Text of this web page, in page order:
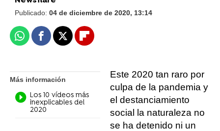
Publicado: 04 de diciembre de 2020, 13:14
WhatsappFacebook
X Flipboard
Más información
Los 10 vídeos más
inexplicables del
2020
Este 2020 tan raro por
culpa de la pandemia y
el destanciamiento
social la naturaleza no
se ha detenido ni un